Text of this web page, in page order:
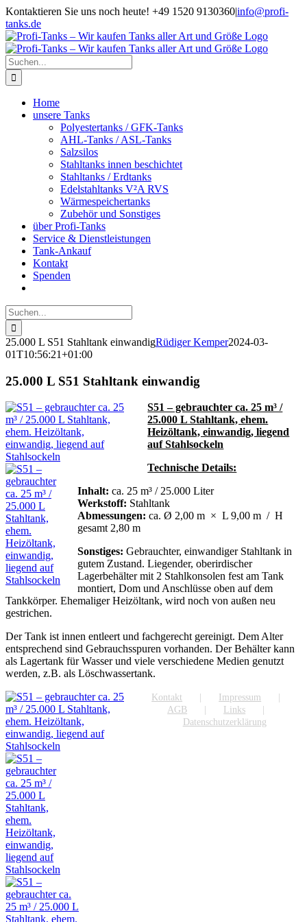
Zum
Inhalt
springen
Kontaktieren Sie uns noch heute! +49 1520 9130360|info@profi-
tanks.de
Suche
nach:
Home
unsere Tanks
Polyestertanks / GFK-Tanks
AHL-Tanks / ASL-Tanks
Salzsilos
Stahltanks innen beschichtet
Stahltanks / Erdtanks
Edelstahltanks V²A RVS
Wärmespeichertanks
Zubehör und Sonstiges
über Profi-Tanks
Service & Dienstleistungen
Tank-Ankauf
Kontakt
Spenden
Suche
nach:
25.000 L S51 Stahltank einwandigRüdiger Kemper2024-03-
01T10:56:21+01:00
25.000 L S51 Stahltank einwandig
S51 – gebrauchter ca. 25 m³ /
25.000 L Stahltank, ehem.
Heizöltank, einwandig, liegend
auf Stahlsockeln
Technische Details:
Inhalt: ca. 25 m³ / 25.000 Liter
Werkstoff: Stahltank
Abmessungen: ca. Ø 2,00 m × L 9,00 m / H
gesamt 2,80 m
Sonstiges: Gebrauchter, einwandiger Stahltank in
gutem Zustand. Liegender, oberirdischer
Lagerbehälter mit 2 Stahlkonsolen fest am Tank
montiert, Dom und Anschlüsse oben auf dem
Tankkörper. Ehemaliger Heizöltank, wird noch von außen neu
gestrichen.
Der Tank ist innen entleert und fachgerecht gereinigt. Dem Alter
entsprechend sind Gebrauchsspuren vorhanden. Der Behälter kann
als Lagertank für Wasser und viele verschiedene Medien genutzt
werden, z.B. als Löschwassertank.
Kontakt
Impressum
AGB
Links
Datenschutzerklärung